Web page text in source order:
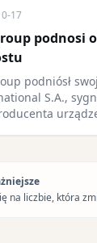
17
podnosi
podniósł
S.A.,
na liczbie, która